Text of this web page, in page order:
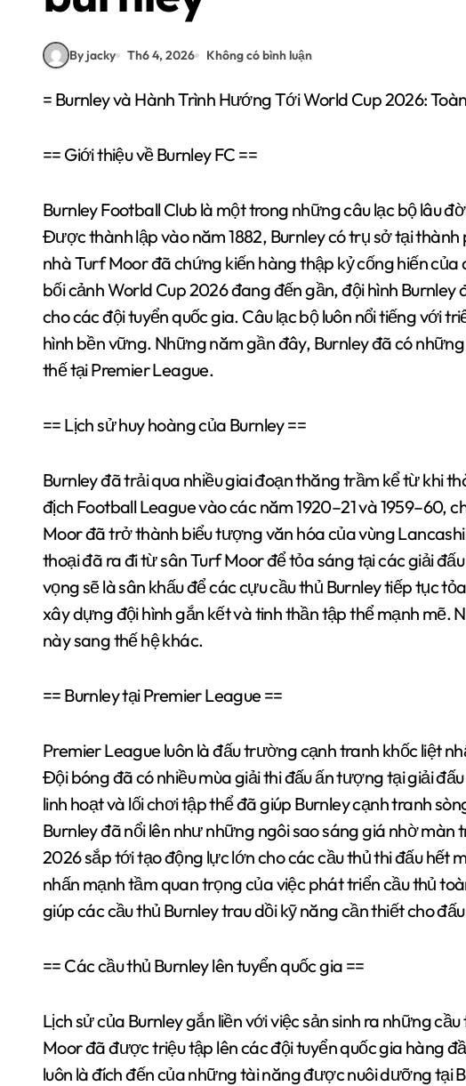
By jacky Th6 4, 2026 Không có bình luận
= Burnley và Hành Trình Hướng Tới World Cup 2026:
== Giới thiệu về Burnley FC ==
Burnley Football Club là một trong những câu lạc bộ lâu
Được thành lập vào năm 1882, Burnley có trụ sở tại
nhà Turf Moor đã chứng kiến hàng thập kỷ cống hiến
bối cảnh World Cup 2026 đang đến gần, đội hình
cho các đội tuyển quốc gia. Câu lạc bộ luôn nổi tiếng với
hình bền vững. Những năm gần đây, Burnley đã có
thế tại Premier League.
== Lịch sử huy hoàng của Burnley ==
Burnley đã trải qua nhiều giai đoạn thăng trầm kể từ khi
địch Football League vào các năm 1920–21 và 1959–60,
Moor đã trở thành biểu tượng văn hóa của vùng
thoại đã ra đi từ sân Turf Moor để tỏa sáng tại các giải
vọng sẽ là sân khấu để các cựu cầu thủ Burnley tiếp tục
xây dựng đội hình gắn kết và tinh thần tập thể mạnh mẽ.
này sang thế hệ khác.
== Burnley tại Premier League ==
Premier League luôn là đấu trường cạnh tranh khốc liệt
Đội bóng đã có nhiều mùa giải thi đấu ấn tượng tại giải
linh hoạt và lối chơi tập thể đã giúp Burnley cạnh tranh
Burnley đã nổi lên như những ngôi sao sáng giá nhờ
2026 sắp tới tạo động lực lớn cho các cầu thủ thi đấu hết
nhấn mạnh tầm quan trọng của việc phát triển cầu thủ
giúp các cầu thủ Burnley trau dồi kỹ năng cần thiết cho
== Các cầu thủ Burnley lên tuyển quốc gia ==
Lịch sử của Burnley gắn liền với việc sản sinh ra những
Moor đã được triệu tập lên các đội tuyển quốc gia hàng
luôn là đích đến của những tài năng được nuôi dưỡng tại